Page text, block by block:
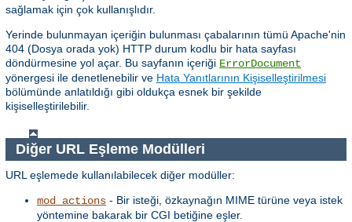
sağlamak için çok kullanışlıdır.
Yerinde bulunmayan içeriğin bulunması çabalarının tümü Apache'nin
404 (Dosya orada yok) HTTP durum kodlu bir hata sayfası
döndürmesine yol açar. Bu sayfanın içeriği ErrorDocument
yönergesi ile denetlenebilir ve Hata Yanıtlarının Kişiselleştirilmesi
bölümünde anlatıldığı gibi oldukça esnek bir şekilde
kişiselleştirilebilir.
Diğer URL Eşleme Modülleri
URL eşlemede kullanılabilecek diğer modüller:
mod_actions - Bir isteği, özkaynağın MIME türüne veya istek
yöntemine bakarak bir CGI betiğine eşler.